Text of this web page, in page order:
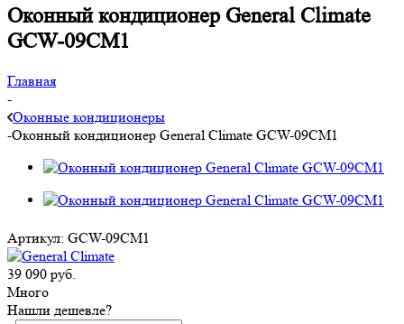
Оконный кондиционер General Climate
GCW-09CM1
Главная
-
Оконные кондиционеры
-Оконный кондиционер General Climate GCW-09CM1
Артикул: GCW-09CM1
39 090 руб.
Много
Нашли дешевле?